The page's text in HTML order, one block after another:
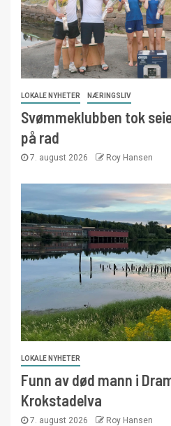
LOKALE NYHETER NÆRINGSLIV
Svømmeklubben tok
på rad
7. august 2026 Roy Hansen
LOKALE NYHETER
Funn av død mann i
Krokstadelva
7. august 2026 Roy Hansen